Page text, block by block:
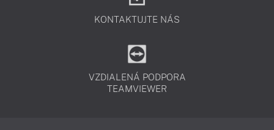
KONTAKTUJTE NÁS
VZDIALENÁ PODPORA
TEAMVIEWER